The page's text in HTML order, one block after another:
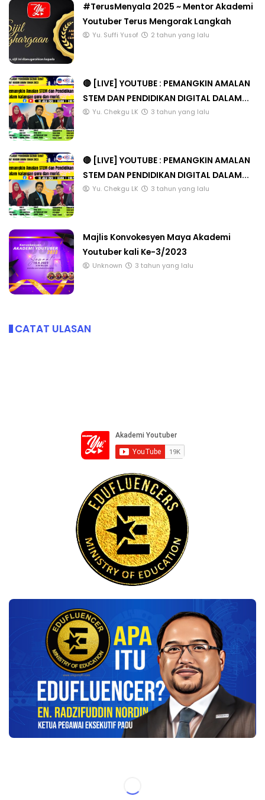
#TerusMenyala 2025 ~ Mentor Akademi
Youtuber Terus Mengorak Langkah
Yu. Suffi Yusof 2 tahun yang lalu
🔴 [LIVE] YOUTUBE : PEMANGKIN AMALAN
STEM DAN PENDIDIKAN DIGITAL DALAM...
Yu. Chekgu LK 3 tahun yang lalu
🔴 [LIVE] YOUTUBE : PEMANGKIN AMALAN
STEM DAN PENDIDIKAN DIGITAL DALAM...
Yu. Chekgu LK 3 tahun yang lalu
Majlis Konvokesyen Maya Akademi
Youtuber kali Ke-3/2023
Unknown 3 tahun yang lalu
CATAT ULASAN